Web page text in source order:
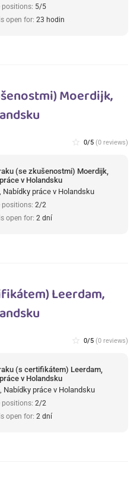
positions: 5/5
open for: 23 hodin
Moerdijk,
star_border 0/5 (0 reviews)
(se zkušenostmi) Moerdijk,
v Holandsku
Nabídky práce v Holandsku
positions: 2/2
open for: 2 dní
Leerdam,
star_border 0/5 (0 reviews)
(s certifikátem) Leerdam,
v Holandsku
Nabídky práce v Holandsku
positions: 2/2
open for: 2 dní